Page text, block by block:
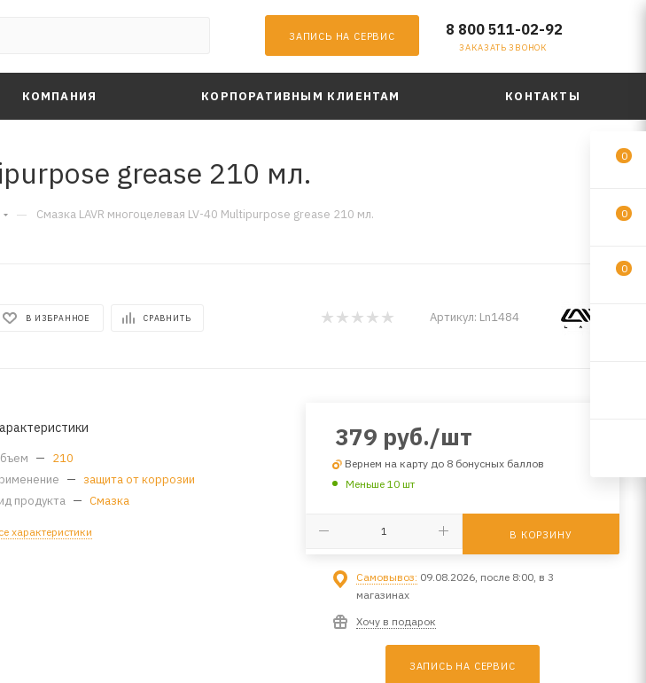
ЗАПИСЬ НА СЕРВИС 8 800 511-02-92
ЗАКАЗАТЬ ЗВОНОК
КОМПАНИЯ КОРПОРАТИВНЫМ КЛИЕНТАМ КОНТАКТЫ
grease 210 мл.
— Смазка LAVR многоцелевая LV-40 Multipurpose grease 210 мл.
В ИЗБРАННОЕ СРАВНИТЬ Артикул: Ln1484
— 210
— защита от коррозии
продукта — Смазка
характеристики
379 руб./шт
Вернем на карту до 8 бонусных баллов
Меньше 10 шт
В КОРЗИНУ
Самовывоз: 09.08.2026, после 8:00, в 3
магазинах
Хочу в подарок
ЗАПИСЬ НА СЕРВИС
0
0
0